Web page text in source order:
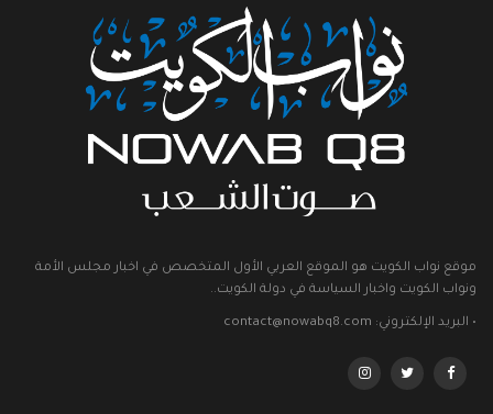
موقع نواب الكويت هو الموقع العربي الأول المتخصص في اخبار مجلس الأمة
ونواب الكويت واخبار السياسة في دولة الكويت..
• البريد الإلكتروني: contact@nowabq8.com